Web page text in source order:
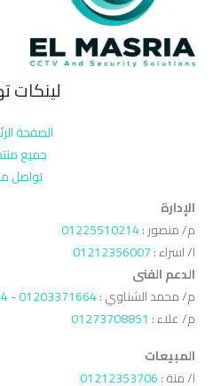
لينكات
الصفحة
جميع
تواصل
الإدارة
م/ منصور :01225510214
ا/ اسراء :01212356007
الدعم الفنى
م/ محمد الشناوي :01203371664
-
م/ علاء : 01273708851
المبيعات
ا/ منة :01212353706